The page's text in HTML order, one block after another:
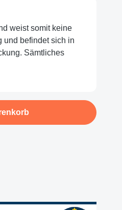
weist somit keine
und befindet sich in
Sämtliches
ein oder